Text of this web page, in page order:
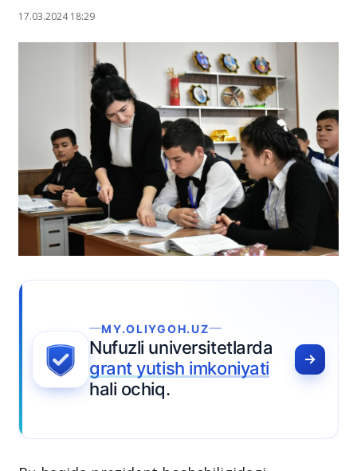
17.03.2024 18:29
MY.OLIYGOH.UZ
Nufuzli universitetlarda
grant yutish imkoniyati
hali ochiq.